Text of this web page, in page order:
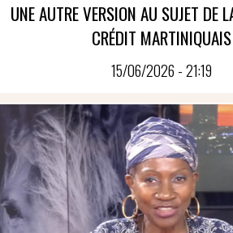
UNE AUTRE VERSION AU SUJET DE
CRÉDIT MARTINIQUAIS
15/06/2026 - 21:19